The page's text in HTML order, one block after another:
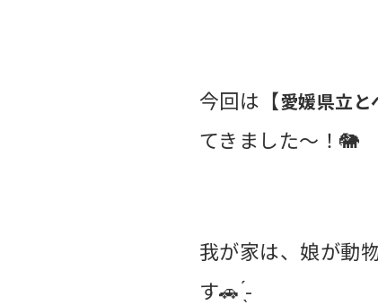
今回は【愛媛県立と
てきました〜！🐘
我が家は、娘が動
す🚗 ̖́-